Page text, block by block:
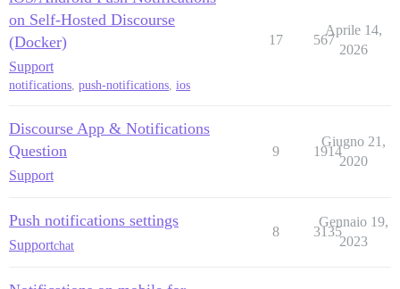
on Self-Hosted Discourse
(Docker)
Support
notifications, push-notifications, ios
17 567
Aprile 14,
2026
Discourse App & Notifications
Question
Support
9 1914
Giugno 21,
2020
Push notifications settings
Supportchat
8 3135
Gennaio 19,
2023